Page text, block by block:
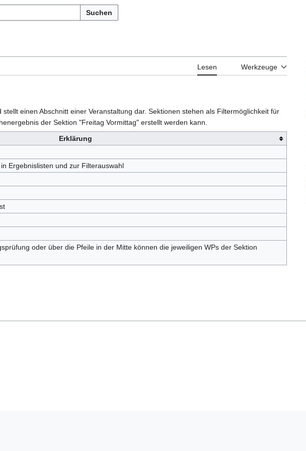
Suchen
Lesen Werkzeuge
einen Abschnitt einer Veranstaltung dar. Sektionen stehen als Filtermöglichkeit für
der Sektion "Freitag Vormittag" erstellt werden kann.
Erklärung
Ergebnislisten und zur Filterauswahl
oder über die Pfeile in der Mitte können die jeweiligen WPs der Sektion